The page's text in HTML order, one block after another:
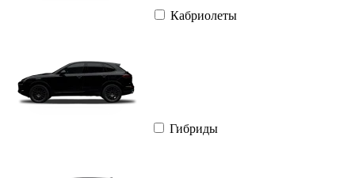
Кабриолеты
Гибриды